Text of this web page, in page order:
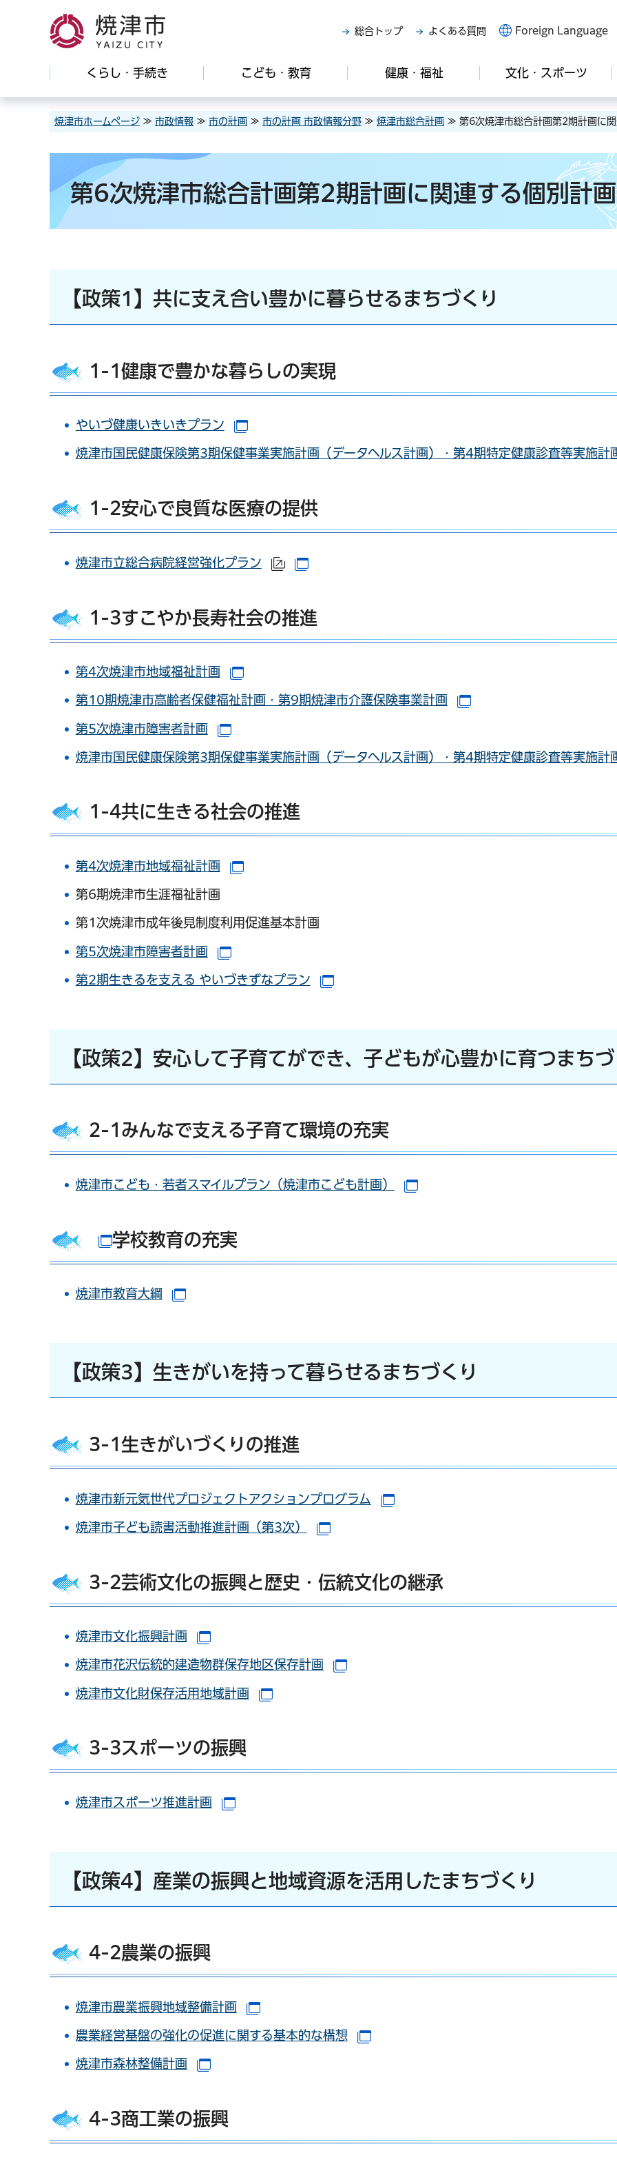
焼津市
総合トップ よくある質問 Foreign Language
くらし・手続き こども・教育 健康・福祉 文化・スポーツ
焼津市ホームページ ≫ 市政情報 ≫ 市の計画 ≫ 市の計画 市政情報分野 ≫ 焼津市総合計画 ≫ 第6次焼津市総合計画第2期計画に
第6次焼津市総合計画第2期計画に関連する個別計画
【政策1】共に支え合い豊かに暮らせるまちづくり
1-1健康で豊かな暮らしの実現
やいづ健康いきいきプラン （別ウインドウで開きます）
焼津市国民健康保険第3期保健事業実施計画（データヘルス計画）・第4期特定健康診査等実施計
1-2安心で良質な医療の提供
焼津市立総合病院経営強化プラン （外部サイトへリンク）
（別ウインドウで開きます）
1-3すこやか長寿社会の推進
第4次焼津市地域福祉計画 （別ウインドウで開きます）
第10期焼津市高齢者保健福祉計画・第9期焼津市介護保険事業計画 （別ウインドウで開きま
第5次焼津市障害者計画
焼津市国民健康保険第3期保健事業実施計画（データヘルス計画）・第4期特定健康診査等実施計
1-4共に生きる社会の推進
第4次焼津市地域福祉計画 （別ウインドウで開きます）
第6期焼津市生涯福祉計画
第1次焼津市成年後見制度利用促進基本計画
第5次焼津市障害者計画 （別ウインドウで開きます）
第2期生きるを支える やいづきずなプラン （別ウインドウで開きます）
【政策2】安心して子育てができ、子どもが心豊かに育つまち
2-1みんなで支える子育て環境の充実
焼津市こども・若者スマイルプラン（焼津市こども計画） （別ウインドウで開きます）
2-2
学校教育の充実
焼津市教育大綱 （別ウインドウで開きます）
【政策3】生きがいを持って暮らせるまちづくり
3-1生きがいづくりの推進
焼津市新元気世代プロジェクトアクションプログラム
焼津市子ども読書活動推進計画（第3次） （別ウインドウで開きます）
3-2芸術文化の振興と歴史・伝統文化の継承
焼津市文化振興計画 （別ウインドウで開きます）
焼津市花沢伝統的建造物群保存地区保存計画 （別ウインドウで開きます）
焼津市文化財保存活用地域計画
3-3スポーツの振興
焼津市スポーツ推進計画 （別ウインドウで開きます）
【政策4】産業の振興と地域資源を活用したまちづくり
4-2農業の振興
焼津市農業振興地域整備計画 （別ウインドウで開きます）
農業経営基盤の強化の促進に関する基本的な構想 （別ウインドウで開きます）
焼津市森林整備計画 （別ウインドウで開きます）
4-3商工業の振興